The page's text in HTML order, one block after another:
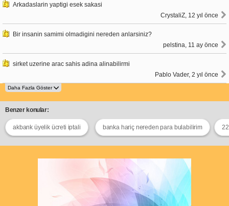
Arkadaslarin yaptigi esek sakasi
CrystaliZ, 12 yıl önce
Bir insanin samimi olmadigini nereden anlarsiniz?
pelstina, 11 ay önce
sirket uzerine arac sahis adina alinabilirmi
Pablo Vader, 2 yıl önce
Benzer konular:
akbank üyelik ücreti iptali banka hariç nereden para bulabilirim